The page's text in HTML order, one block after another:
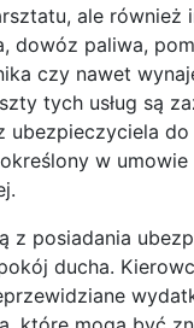
ale również
dowóz paliwa,
czy nawet
tych usług są
ubezpieczyciela
w umowie
z posiadania
ducha.